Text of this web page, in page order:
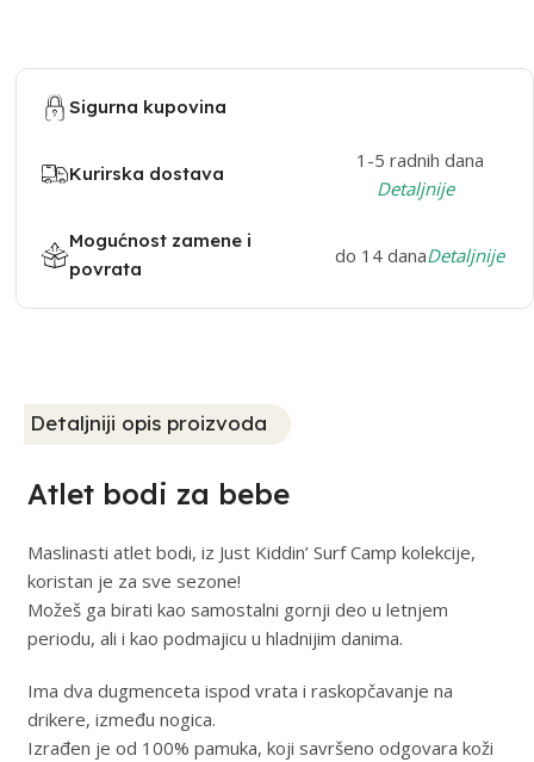
Sigurna kupovina
Kurirska dostava
1-5 radnih dana
Detaljnije
Mogućnost zamene i
povrata
do 14 danaDetaljnije
Detaljniji opis proizvoda
Atlet bodi za bebe
Maslinasti atlet bodi, iz Just Kiddin’ Surf Camp kolekcije,
koristan je za sve sezone!
Možeš ga birati kao samostalni gornji deo u letnjem
periodu, ali i kao podmajicu u hladnijim danima.
Ima dva dugmenceta ispod vrata i raskopčavanje na
drikere, između nogica.
Izrađen je od 100% pamuka, koji savršeno odgovara koži